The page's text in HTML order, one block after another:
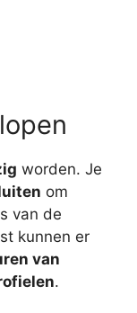
worden. Je
om
van de
kunnen er
van
.